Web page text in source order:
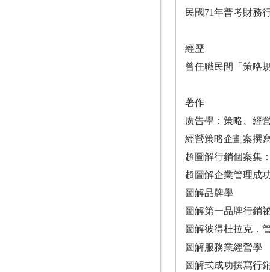
民國71年普考財務
經歷
曾任職民間「策略
著作
廣告學：策略、經
經營策略企劃案撰
超圖解行銷個案集
超圖解企業管理成
圖解品牌學
圖解第一品牌行銷
圖解彼得杜拉克．
圖解服務業經營學
圖解式成功撰寫行